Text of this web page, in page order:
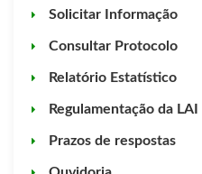
Solicitar Informação
Consultar Protocolo
Relatório Estatístico
Regulamentação da LAI
Prazos de respostas